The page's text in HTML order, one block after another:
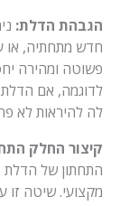
הגבהת הדלת:ניתן
חדש מתחתיה, או על
פשוטה ומהירה
לדוגמה, אם הדלת
לה להיראות לא
קיצור החלק
התחתון של הדלת
מקצועי. שיטה זו